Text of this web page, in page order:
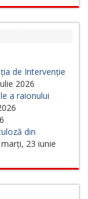
de Intervenție
2026
a raionului
din
marți, 23 iunie